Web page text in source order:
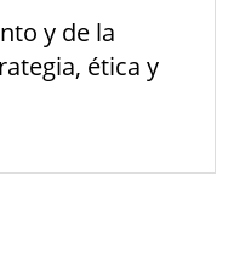
y de la
ética y